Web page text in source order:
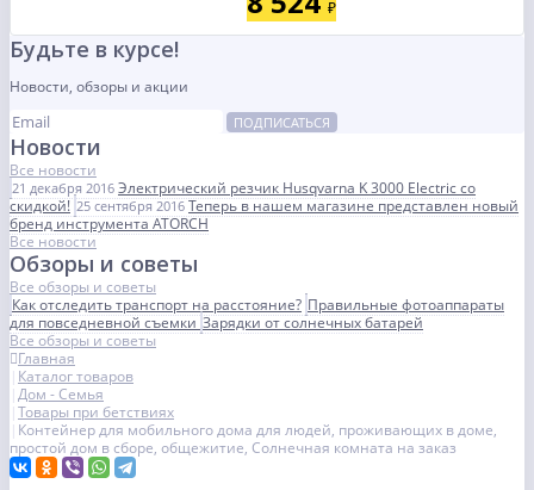
₽
Будьте в курсе!
Новости, обзоры и акции
ПОДПИСАТЬСЯ
Новости
Все новости
21 декабря 2016 Электрический резчик Husqvarna K 3000 Electric со
скидкой! 25 сентября 2016 Теперь в нашем магазине представлен новый
бренд инструмента ATORCH
Все новости
Обзоры и советы
Все обзоры и советы
Как отследить транспорт на расстояние? Правильные фотоаппараты
для повседневной съемкиЗарядки от солнечных батарей
Все обзоры и советы
Главная
Каталог товаров
Дом - Семья
Товары при бетствиях
Контейнер для мобильного дома для людей, проживающих в доме,
простой дом в сборе, общежитие, Солнечная комната на заказ